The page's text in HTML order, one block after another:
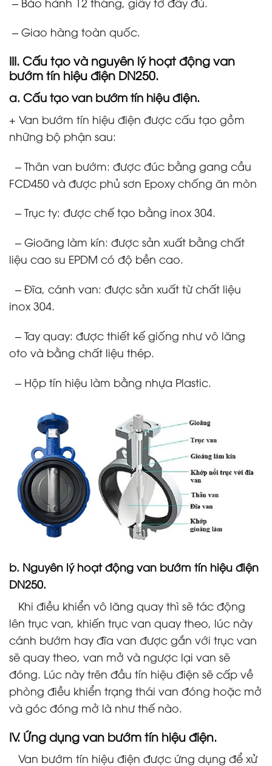
– Giao hàng toàn quốc.
III. Cấu tạo và nguyên lý hoạt độngvan
bướm tín hiệu điện DN250.
a. Cấu tạo van bướm tín hiệu điện.
+ Van bướm tín hiệu điện được cấu tạo gồm
những bộ phận sau:
– Thân van bướm: được đúc bằng gang cầu
FCD450 và được phủ sơn Epoxy chống ăn mòn
– Trục ty: được chế tạo bằng inox 304.
– Gioăng làm kín: được sản xuất bằng chất
liệu cao su EPDM có độ bền cao.
– Đĩa, cánh van: được sản xuất từ chất liệu
inox 304.
– Tay quay: được thiết kế giống như vô lăng
oto và bằng chất liệu thép.
– Hộp tín hiệu làm bằng nhựa Plastic.
b. Nguyên lý hoạt động van bướm tín hiệu điện
DN250.
Khi điều khiển vô lăng quay thì sẽ tác động
lên trục van, khiến trục van quay theo, lúc này
cánh bướm hay đĩa van được gắn với trục van
sẽ quay theo, van mở và ngược lại van sẽ
đóng. Lúc này trên đầu tín hiệu điện sẽ cấp về
phòng điều khiển trạng thái van đóng hoặc mở
và góc đóng mở là như thế nào.
IV. Ứng dụngvan bướm tín hiệu điện.
Van bướm tín hiệu điện được ứng dụng để xử